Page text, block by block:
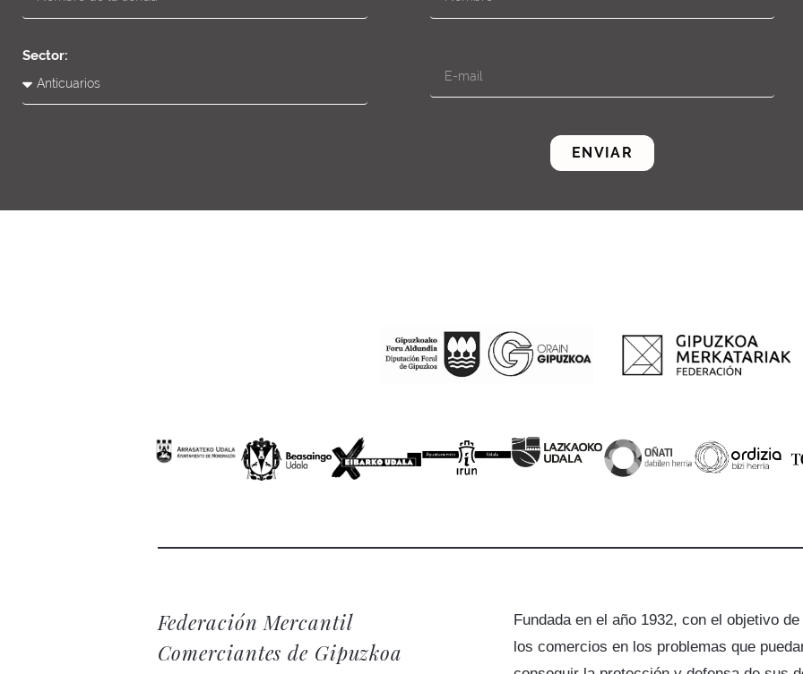
Sector:
ENVIAR
Federación Mercantil
Comerciantes de Gipuzkoa
Fundada en el año 1932, con el objetivo
los comercios en los problemas que